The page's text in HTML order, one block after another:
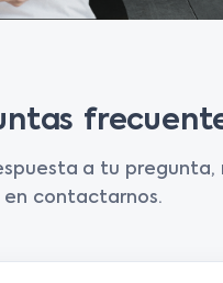
a tu pregunta,
en contactarnos.